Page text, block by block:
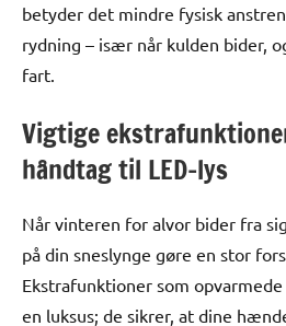
betyder det mindre fysisk
rydning – især når kulden bider,
fart.
Vigtige
håndtag til LED-lys
Når vinteren for alvor bider fra
på din sneslynge gøre en stor
Ekstrafunktioner som
en luksus; de sikrer, at dine